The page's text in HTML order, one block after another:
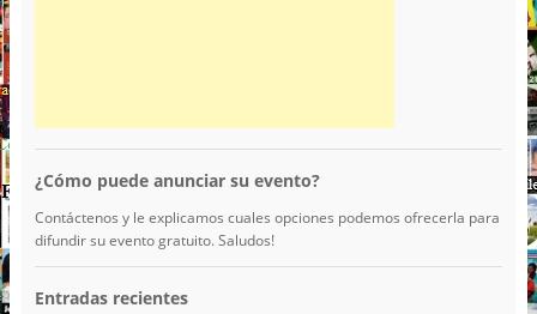
¿Cómo puede anunciar su evento?
Contáctenos y le explicamos cuales opciones podemos ofrecerla para
difundir su evento gratuito. Saludos!
Entradas recientes